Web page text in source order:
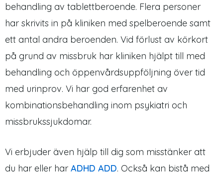
behandling av tablettberoende. Flera personer
har skrivits in på kliniken med spelberoende samt
ett antal andra beroenden. Vid förlust av körkort
på grund av missbruk har kliniken hjälpt till med
behandling och öppenvårdsuppföljning över tid
med urinprov. Vi har god erfarenhet av
kombinationsbehandling inom psykiatri och
missbrukssjukdomar.
Vi erbjuder även hjälp till dig som misstänker att
du har eller har ADHD ADD. Också kan bistå med